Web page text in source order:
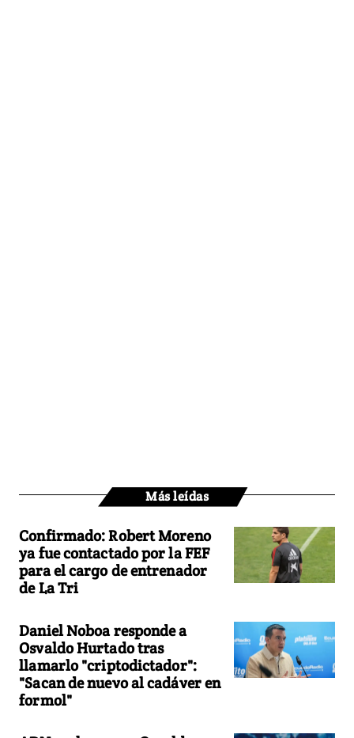
Más leídas
Confirmado: Robert Moreno
ya fue contactado por la FEF
para el cargo de entrenador
de La Tri
Daniel Noboa responde a
Osvaldo Hurtado tras
llamarlo "criptodictador":
"Sacan de nuevo al cadáver en
formol"